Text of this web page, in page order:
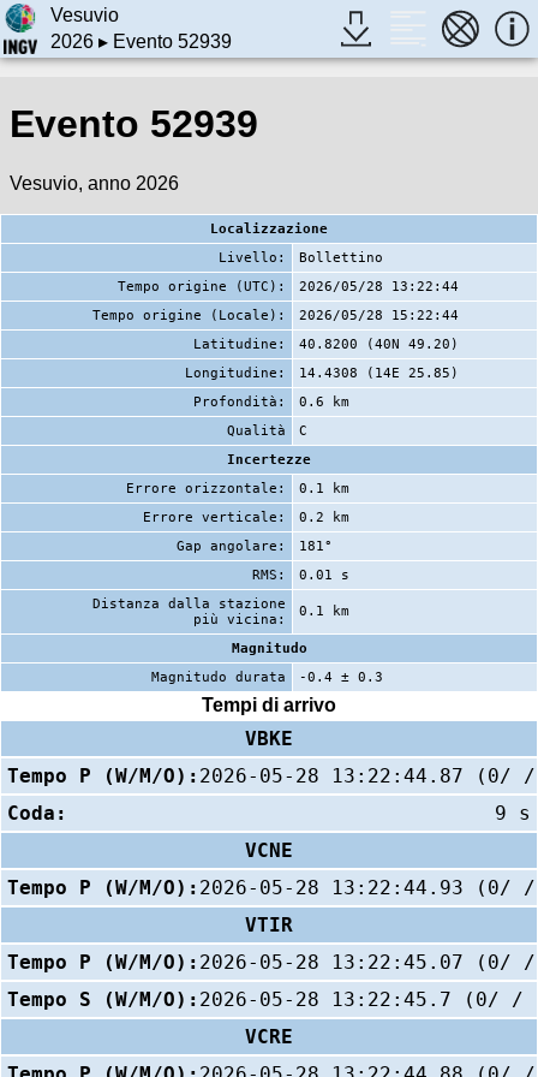
Vesuvio
2026▸ Evento 52939
Evento 52939
Vesuvio, anno 2026
Localizzazione
Livello:
Bollettino
Tempo origine (UTC):
2026/05/28 13:22:44
Tempo origine (Locale):
2026/05/28 15:22:44
Latitudine:
40.8200 (40N 49.20)
Longitudine:
14.4308 (14E 25.85)
Profondità:
0.6 km
Qualità
C
Incertezze
Errore orizzontale:
0.1 km
Errore verticale:
0.2 km
Gap angolare:
181°
RMS:
0.01 s
Distanza dalla stazione
più vicina:
0.1 km
Magnitudo
Magnitudo durata
-0.4 ± 0.3
Tempi di arrivo
VBKE
Tempo P (W/M/O): 2026-05-28 13:22:44.87 (0/
Coda:
9 s
VCNE
Tempo P (W/M/O): 2026-05-28 13:22:44.93 (0/
VTIR
Tempo P (W/M/O): 2026-05-28 13:22:45.07 (0/
Tempo S (W/M/O): 2026-05-28 13:22:45.7 (0/ /
VCRE